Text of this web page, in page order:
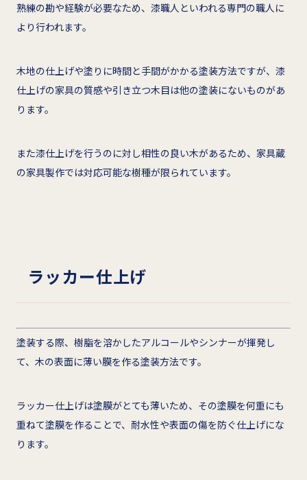
熟練の勘や経験が必要なため、漆職人といわれる専門の職人に
より行われます。
木地の仕上げや塗りに時間と手間がかかる塗装方法ですが、漆
仕上げの家具の質感や引き立つ木目は他の塗装にないものがあ
ります。
また漆仕上げを行うのに対し相性の良い木があるため、家具蔵
の家具製作では対応可能な樹種が限られています。
ラッカー仕上げ
塗装する際、樹脂を溶かしたアルコールやシンナーが揮発し
て、木の表面に薄い膜を作る塗装方法です。
ラッカー仕上げは塗膜がとても薄いため、その塗膜を何重にも
重ねて塗膜を作ることで、耐水性や表面の傷を防ぐ仕上げにな
ります。